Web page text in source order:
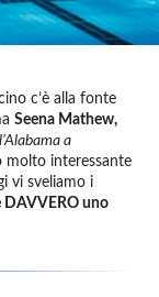
c’è alla fonte
Seena Mathew,
a
molto interessante
vi sveliamo i
DAVVERO uno